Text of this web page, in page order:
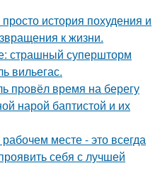
история похудения и
к жизни.
страшный супершторм
вильегас.
провёл время на берегу
нарой баптистой и их
месте - это всегда
себя с лучшей